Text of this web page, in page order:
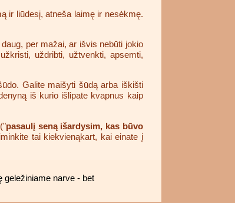
ir liūdesį, atneša laimę ir nesėkmę.
per mažai, ar išvis nebūti jokio
uždribti, užtvenkti, apsemti,
Galite maišyti šūdą arba iškišti
iš kurio išlipate kvapnus kaip
pasaulį seną išardysim, kas būvo
tai kiekvienąkart, kai einate į
geležiniame narve - bet